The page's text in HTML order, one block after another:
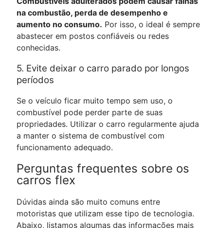
na combustão, perda de desempenho e
aumento no consumo. Por isso, o ideal é sempre
abastecer em postos confiáveis ou redes
conhecidas.
5. Evite deixar o carro parado por longos
períodos
Se o veículo ficar muito tempo sem uso, o
combustível pode perder parte de suas
propriedades. Utilizar o carro regularmente ajuda
a manter o sistema de combustível com
funcionamento adequado.
Perguntas frequentes sobre os
carros flex
Dúvidas ainda são muito comuns entre
motoristas que utilizam esse tipo de tecnologia.
Abaixo, listamos algumas das informações mais